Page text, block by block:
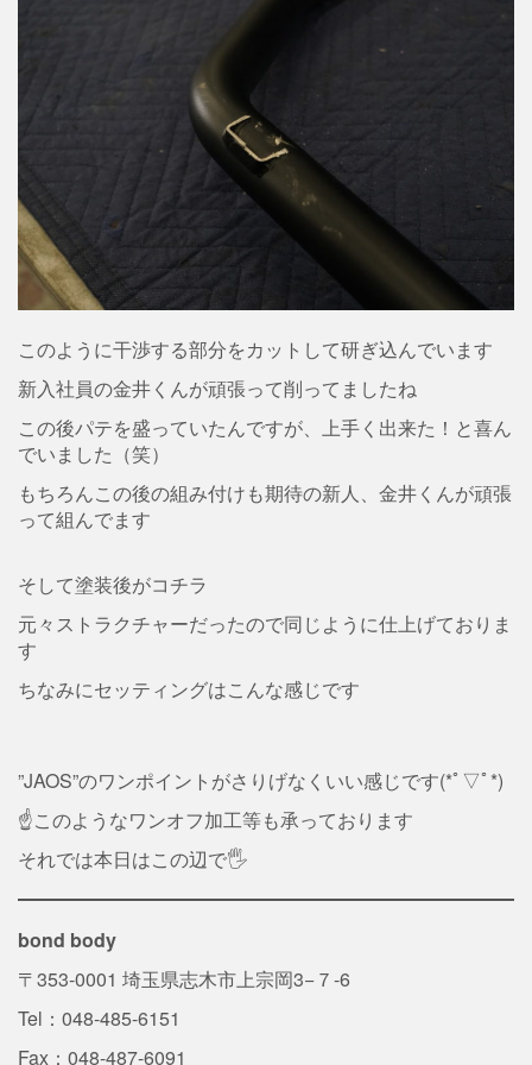
このように干渉する部分をカットして研ぎ込んでいます
新入社員の金井くんが頑張って削ってましたね
この後パテを盛っていたんですが、上手く出来た！と喜ん
でいました（笑）
もちろんこの後の組み付けも期待の新人、金井くんが頑張
って組んでます
そして塗装後がコチラ
元々ストラクチャーだったので同じように仕上げておりま
す
ちなみにセッティングはこんな感じです
”JAOS”のワンポイントがさりげなくいい感じです(*ﾟ▽ﾟ*)
☝️このようなワンオフ加工等も承っております
それでは本日はこの辺で🖐️
bond body
〒353-0001 埼玉県志木市上宗岡3−７-6
Tel：048-485-6151
Fax：048-487-6091